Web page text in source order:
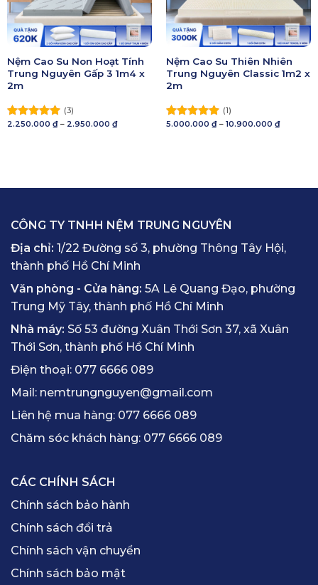
Nệm Cao Su Non Hoạt Tính
Trung Nguyên Gấp 3 1m4 x
2m
Được xếp
(3)
2.250.000 ₫ – 2.950.000 ₫Khoảng
giá:
Nệm Cao Su Thiên Nhiên
Trung Nguyên Classic 1m2 x
2m
Được xếp
(1)
5.000.000 ₫ – 10.900.000 ₫Khoảng
giá:
CÔNG TY TNHH NỆM TRUNG NGUYÊN
Địa chỉ: 1/22 Đường số 3, phường Thông Tây Hội,
thành phố Hồ Chí Minh
Văn phòng - Cửa hàng: 5A Lê Quang Đạo, phường
Trung Mỹ Tây, thành phố Hồ Chí Minh
Nhà máy: Số 53 đường Xuân Thới Sơn 37, xã Xuân
Thới Sơn, thành phố Hồ Chí Minh
Điện thoại: 077 6666 089
Mail: nemtrungnguyen@gmail.com
Liên hệ mua hàng: 077 6666 089
Chăm sóc khách hàng: 077 6666 089
CÁC CHÍNH SÁCH
Chính sách bảo hành
Chính sách đổi trả
Chính sách vận chuyển
Chính sách bảo mật